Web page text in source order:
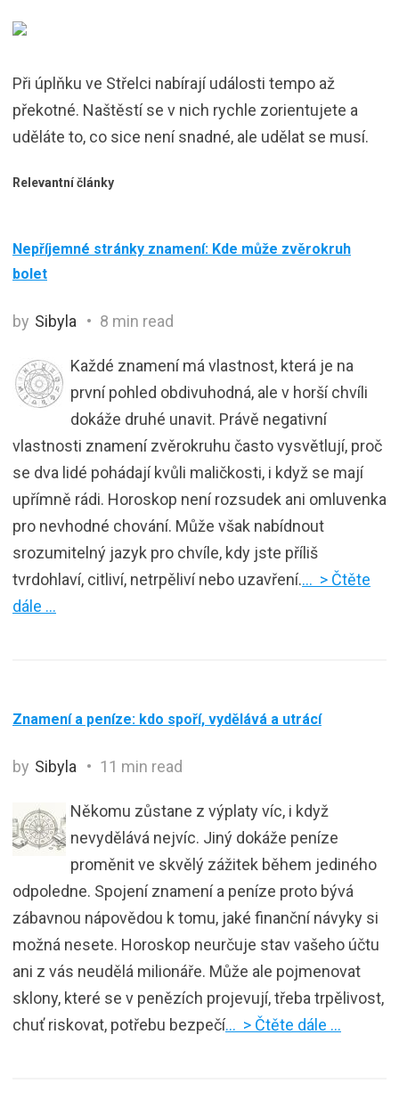
Při úplňku ve Střelci nabírají události tempo až
překotné. Naštěstí se v nich rychle zorientujete a
uděláte to, co sice není snadné, ale udělat se musí.
Relevantní články
Nepříjemné stránky znamení: Kde může zvěrokruh
bolet
by Sibyla 8 min read
Každé znamení má vlastnost, která je na
první pohled obdivuhodná, ale v horší chvíli
dokáže druhé unavit. Právě negativní
vlastnosti znamení zvěrokruhu často vysvětlují, proč
se dva lidé pohádají kvůli maličkosti, i když se mají
upřímně rádi. Horoskop není rozsudek ani omluvenka
pro nevhodné chování. Může však nabídnout
srozumitelný jazyk pro chvíle, kdy jste příliš
tvrdohlaví, citliví, netrpěliví nebo uzavření.… > Čtěte
dále …
Znamení a peníze: kdo spoří, vydělává a utrácí
by Sibyla 11 min read
Někomu zůstane z výplaty víc, i když
nevydělává nejvíc. Jiný dokáže peníze
proměnit ve skvělý zážitek během jediného
odpoledne. Spojení znamení a peníze proto bývá
zábavnou nápovědou k tomu, jaké finanční návyky si
možná nesete. Horoskop neurčuje stav vašeho účtu
ani z vás neudělá milionáře. Může ale pojmenovat
sklony, které se v penězích projevují, třeba trpělivost,
chuť riskovat, potřebu bezpečí… > Čtěte dále …